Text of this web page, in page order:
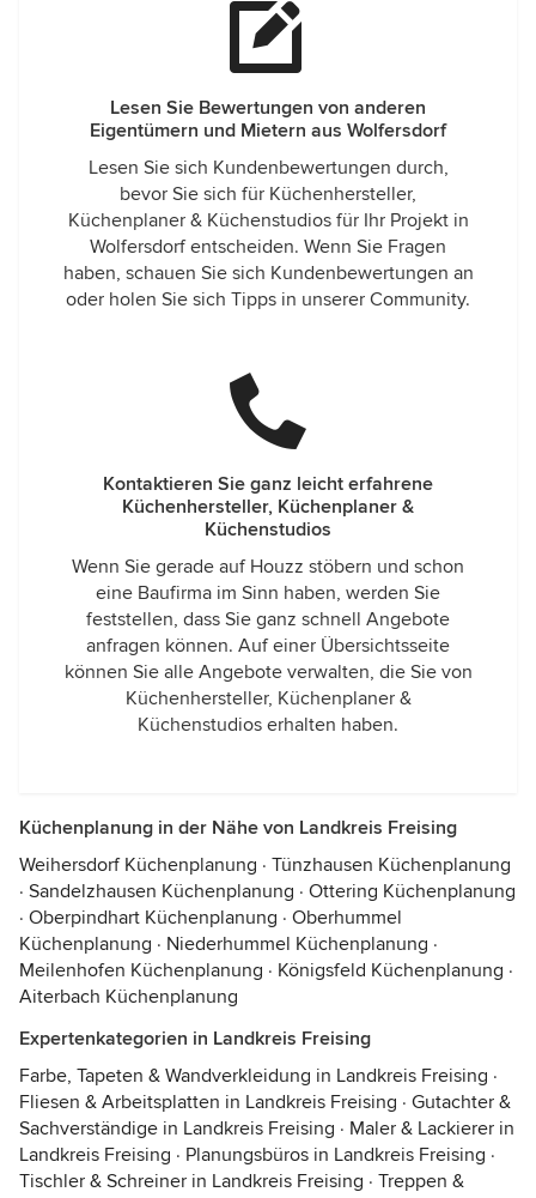
Lesen Sie Bewertungen von anderen
Eigentümern und Mietern aus Wolfersdorf
Lesen Sie sich Kundenbewertungen durch,
bevor Sie sich für Küchenhersteller,
Küchenplaner & Küchenstudios für Ihr Projekt in
Wolfersdorf entscheiden. Wenn Sie Fragen
haben, schauen Sie sich Kundenbewertungen an
oder holen Sie sich Tipps in unserer Community.
Kontaktieren Sie ganz leicht erfahrene
Küchenhersteller, Küchenplaner &
Küchenstudios
Wenn Sie gerade auf Houzz stöbern und schon
eine Baufirma im Sinn haben, werden Sie
feststellen, dass Sie ganz schnell Angebote
anfragen können. Auf einer Übersichtsseite
können Sie alle Angebote verwalten, die Sie von
Küchenhersteller, Küchenplaner &
Küchenstudios erhalten haben.
Küchenplanung in der Nähe von Landkreis Freising
Weihersdorf Küchenplanung · Tünzhausen Küchenplanung
· Sandelzhausen Küchenplanung · Ottering Küchenplanung
· Oberpindhart Küchenplanung · Oberhummel
Küchenplanung · Niederhummel Küchenplanung ·
Meilenhofen Küchenplanung · Königsfeld Küchenplanung ·
Aiterbach Küchenplanung
Expertenkategorien in Landkreis Freising
Farbe, Tapeten & Wandverkleidung in Landkreis Freising ·
Fliesen & Arbeitsplatten in Landkreis Freising · Gutachter &
Sachverständige in Landkreis Freising · Maler & Lackierer in
Landkreis Freising · Planungsbüros in Landkreis Freising ·
Tischler & Schreiner in Landkreis Freising · Treppen &